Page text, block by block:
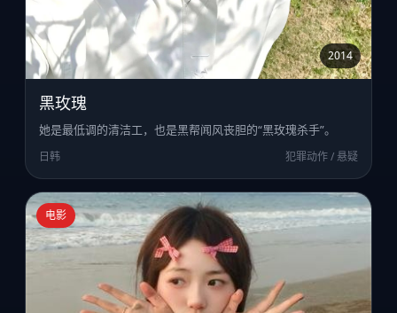
2014
黑玫瑰
她是最低调的清洁工，也是黑帮闻风丧胆的“黑玫瑰杀手”。
日韩 犯罪动作 / 悬疑
电影